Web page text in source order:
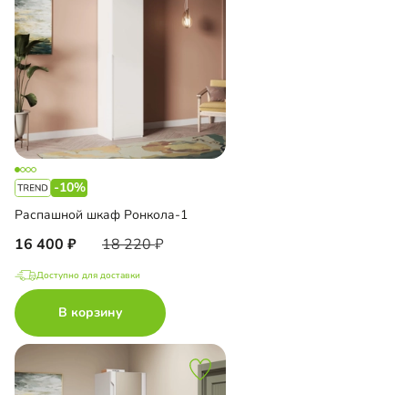
-10%
Распашной шкаф Ронкола-1
16 400 18 220
Доступно для доставки
В корзину